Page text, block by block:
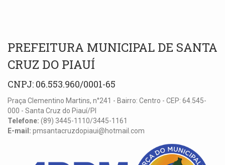
PREFEITURA MUNICIPAL DE SANTA
CRUZ DO PIAUÍ
CNPJ: 06.553.960/0001-65
Praça Clementino Martins, n°241 - Bairro: Centro - CEP: 64.545-
000 - Santa Cruz do Piauí/PI
Telefone: (89) 3445-1110/3445-1161
E-mail: pmsantacruzdopiaui@hotmail.com